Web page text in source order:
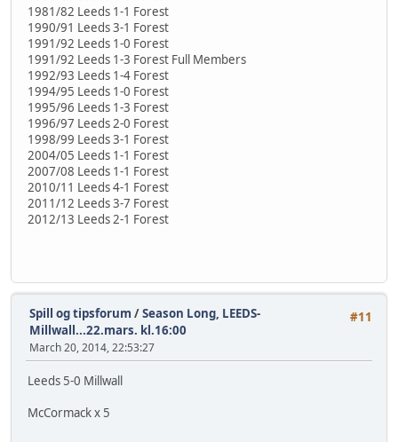
1981/82 Leeds 1-1 Forest
1990/91 Leeds 3-1 Forest
1991/92 Leeds 1-0 Forest
1991/92 Leeds 1-3 Forest Full Members
1992/93 Leeds 1-4 Forest
1994/95 Leeds 1-0 Forest
1995/96 Leeds 1-3 Forest
1996/97 Leeds 2-0 Forest
1998/99 Leeds 3-1 Forest
2004/05 Leeds 1-1 Forest
2007/08 Leeds 1-1 Forest
2010/11 Leeds 4-1 Forest
2011/12 Leeds 3-7 Forest
2012/13 Leeds 2-1 Forest
#11
Spill og tipsforum /Season Long, LEEDS-
Millwall...22.mars. kl.16:00
March 20, 2014, 22:53:27
Leeds 5-0 Millwall
McCormack x 5